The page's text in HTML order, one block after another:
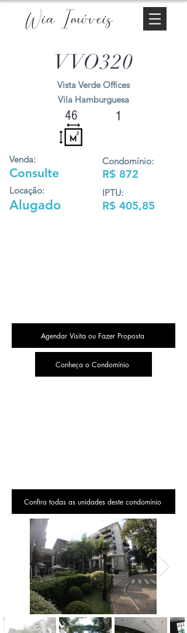
Wia Imóveis
VVO320
Vista Verde Offices
Vila Hamburguesa
46
Venda:
Consulte
Locação:
Alugado
1
Condomínio:
R$ 872
IPTU:
R$ 405,85
Agendar Visita ou Fazer Proposta
Conheça o Condomínio
Confira todas as unidades deste condomínio